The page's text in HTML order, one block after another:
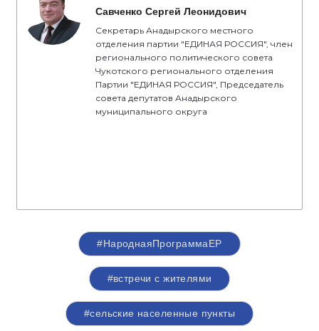
Савченко Сергей Леонидович
Секретарь Анадырского местного
отделения партии "ЕДИНАЯ РОССИЯ", член
регионального политического совета
Чукотского регионального отделения
Партии "ЕДИНАЯ РОССИЯ", Председатель
совета депутатов Анадырского
муниципального округа
#НароднаяПрограммаЕР
#встречи с жителями
#сельские населенные пункты